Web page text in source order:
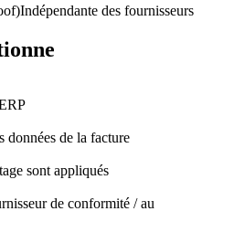
Indépendante des fournisseurs
données de la facture
sont appliqués
de conformité / au